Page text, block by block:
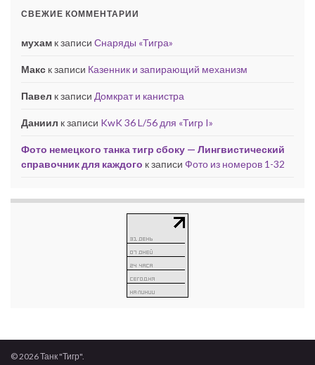
СВЕЖИЕ КОММЕНТАРИИ
мухам к записи Снаряды «Тигра»
Макс к записи Казенник и запирающий механизм
Павел к записи Домкрат и канистра
Даниил к записи KwK 36 L/56 для «Тигр I»
Фото немецкого танка тигр сбоку — Лингвистический
справочник для каждого к записи Фото из номеров 1-32
© 2026 Танк "Тигр".